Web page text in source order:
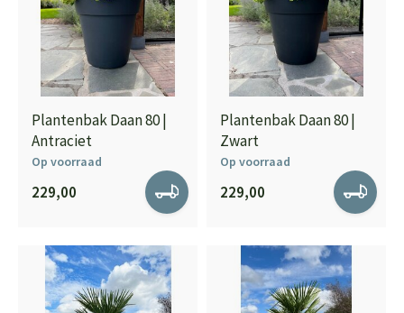
Plantenbak Daan 80 |
Antraciet
Op voorraad
229,00
Plantenbak Daan 80 |
Zwart
Op voorraad
229,00